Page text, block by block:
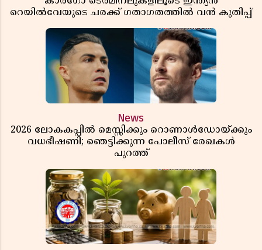
റെയിൽവേയുടെ ചരക്ക് ഗതാഗതത്തിൽ വൻ കുതിപ്പ്
News
2026 ലോകകപ്പിൽ മെസ്സിക്കും റൊണാൾഡോയ്ക്കും
വധഭീഷണി; ഞെട്ടിക്കുന്ന പോലീസ് രേഖകൾ
പുറത്ത്